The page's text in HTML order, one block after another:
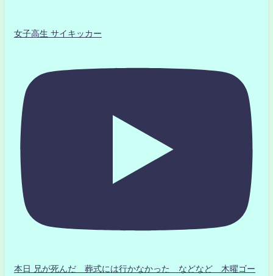
女子高生 サイキッカー
本日 兄が死んだ 葬式には行かなかった などなど 木曜ゴー